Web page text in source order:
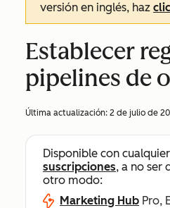
versión en inglés, haz
Establecer
pipelines de
Última actualización: 2 de julio de
Disponible con
suscripciones, a no ser
otro modo:
Marketing Hub Pro,